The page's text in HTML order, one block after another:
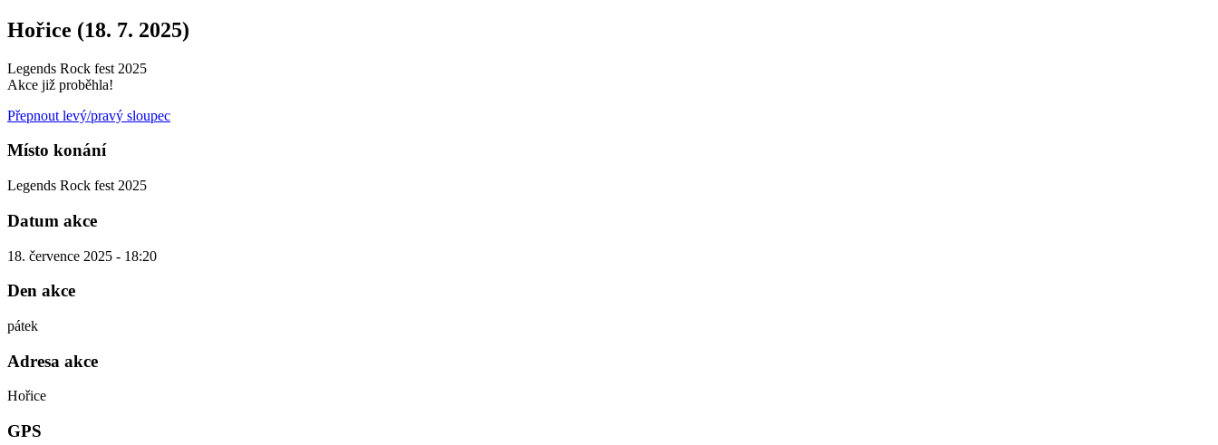
Hořice (18. 7. 2025)
Legends Rock fest 2025
Akce již proběhla!
Přepnout levý/pravý sloupec
Místo konání
Legends Rock fest 2025
Datum akce
18. července 2025 - 18:20
Den akce
pátek
Adresa akce
Hořice
GPS